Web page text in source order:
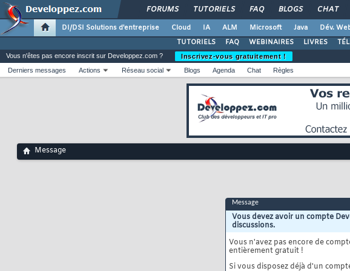
FORUMS TUTORIELS FAQ BLOGS CHAT
DI/DSI Solutions d'entreprise Cloud IA ALM Microsoft Java Dév.
TUTORIELS
FAQ WEBINAIRES LIVRES
Vous n'êtes pas encore inscrit sur Developpez.com ?
Inscrivez-vous gratuitement !
Derniers messages
Actions Réseau social Blogs Agenda Chat Règles
Message
Message
Vous devez avoir un compte
discussions.
Vous n'avez pas encore de
entièrement gratuit !
Si vous disposez déjà d'un